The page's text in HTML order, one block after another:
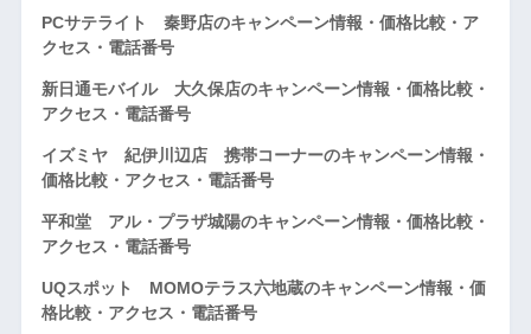
PCサテライト 秦野店のキャンペーン情報・価格比較・ア
クセス・電話番号
新日通モバイル 大久保店のキャンペーン情報・価格比較・
アクセス・電話番号
イズミヤ 紀伊川辺店 携帯コーナーのキャンペーン情報・
価格比較・アクセス・電話番号
平和堂 アル・プラザ城陽のキャンペーン情報・価格比較・
アクセス・電話番号
UQスポット MOMOテラス六地蔵のキャンペーン情報・価
格比較・アクセス・電話番号